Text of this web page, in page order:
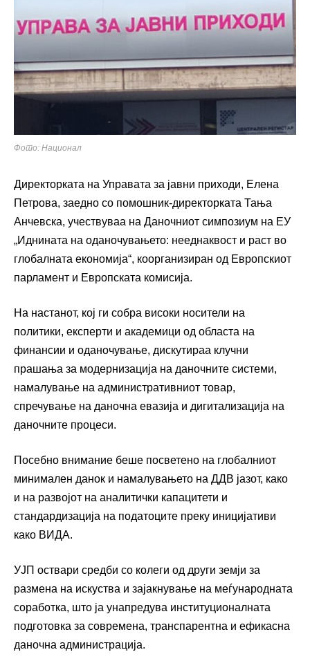
Фото: Национал
Директорката на Управата за јавни приходи, Елена
Петрова, заедно со помошник-директорката Тања
Анчевска, учествуваа на Даночниот симпозиум на ЕУ
„Иднината на оданочувањето: нееднаквост и раст во
глобалната економија“, коорганизиран од Европскиот
парламент и Европската комисија.
На настанот, кој ги собра високи носители на
политики, експерти и академици од областа на
финансии и оданочување, дискутираа клучни
прашања за модернизација на даночните системи,
намалување на административниот товар,
спречување на даночна евазија и дигитализација на
даночните процеси.
Посебно внимание беше посветено на глобалниот
минимален данок и намалувањето на ДДВ јазот, како
и на развојот на аналитички капацитети и
стандардизација на податоците преку иницијативи
како ВИДА.
УЈП оствари средби со колеги од други земји за
размена на искуства и зајакнување на меѓународната
соработка, што ја унапредува институционалната
подготовка за современа, транспарентна и ефикасна
даночна администрација.